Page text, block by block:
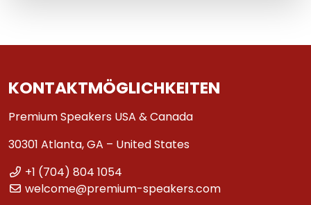
KONTAKTMÖGLICHKEITEN
Premium Speakers USA & Canada
30301 Atlanta, GA – United States
+1 (704) 804 1054
welcome@premium-speakers.com